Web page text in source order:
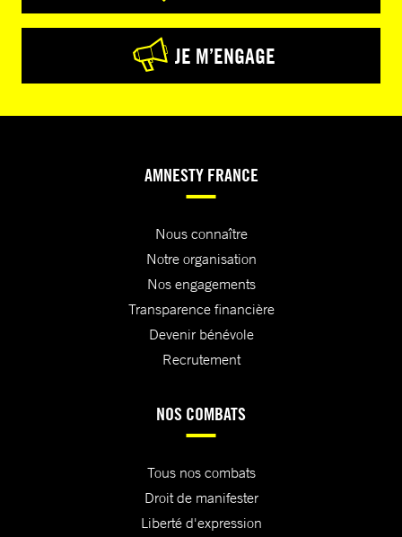
JE M’ENGAGE
AMNESTY FRANCE
Nous connaître
Notre organisation
Nos engagements
Transparence financière
Devenir bénévole
Recrutement
NOS COMBATS
Tous nos combats
Droit de manifester
Liberté d'expression